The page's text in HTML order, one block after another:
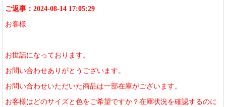
ご返事：2024-08-14 17:05:29
お客様
お世話になっております。
お問い合わせありがとうございます。
お問い合わせいただいた商品は一部在庫がございます。
お客様はどのサイズと色をご希望ですか？在庫状況を確認するのに